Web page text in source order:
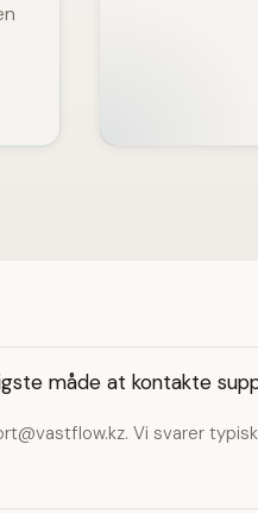
måde at kontakte
. Vi svarer